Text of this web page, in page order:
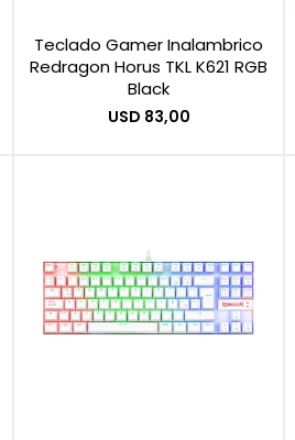
Teclado Gamer Inalambrico
Redragon Horus TKL K621 RGB
Black
USD 83,00